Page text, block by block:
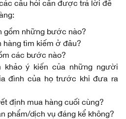
câu hỏi cần được trả lời để
gồm những bước nào?
hàng tìm kiếm ở đâu?
các bước nào?
khảo ý kiến ​​của những người
đình của họ trước khi đưa ra
định mua hàng cuối cùng?
phẩm/dịch vụ đáng kể không?